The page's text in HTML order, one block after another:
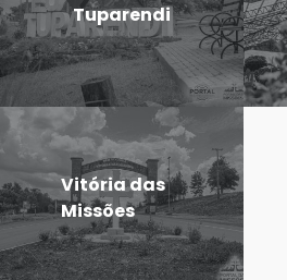
Tuparendi
Vitória das
Missões